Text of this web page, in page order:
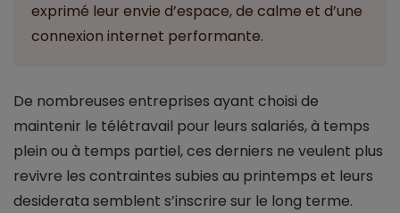
exprimé leur envie d’espace, de calme et d’une
connexion internet performante.
De nombreuses entreprises ayant choisi de
maintenir le télétravail pour leurs salariés, à temps
plein ou à temps partiel, ces derniers ne veulent plus
revivre les contraintes subies au printemps et leurs
desiderata semblent s’inscrire sur le long terme.